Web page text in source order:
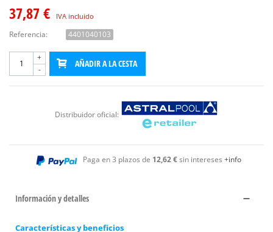
37,87 € IVA incluido
Referencia: 4401040103
-
+
AÑADIR A LA CESTA
Distribuidor oficial:
Paga en 3 plazos de 12,62 €sin intereses +info
Información y detalles
Características y beneficios